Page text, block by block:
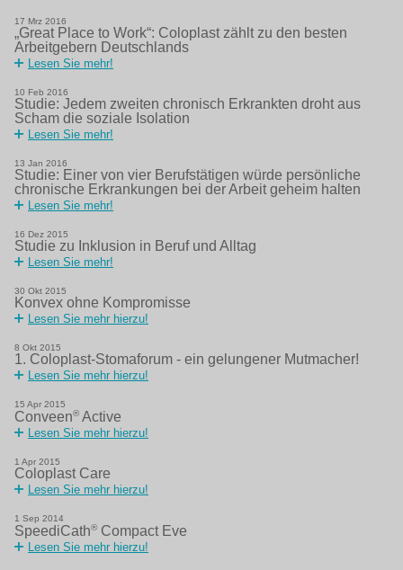
17 Mrz 2016
„Great Place to Work“: Coloplast zählt zu den besten
Arbeitgebern Deutschlands
Lesen Sie mehr!
10 Feb 2016
Studie: Jedem zweiten chronisch Erkrankten droht aus
Scham die soziale Isolation
Lesen Sie mehr!
13 Jan 2016
Studie: Einer von vier Berufstätigen würde persönliche
chronische Erkrankungen bei der Arbeit geheim halten
Lesen Sie mehr!
16 Dez 2015
Studie zu Inklusion in Beruf und Alltag
Lesen Sie mehr!
30 Okt 2015
Konvex ohne Kompromisse
Lesen Sie mehr hierzu!
8 Okt 2015
1. Coloplast-Stomaforum - ein gelungener Mutmacher!
Lesen Sie mehr hierzu!
15 Apr 2015
Conveen® Active
Lesen Sie mehr hierzu!
1 Apr 2015
Coloplast Care
Lesen Sie mehr hierzu!
1 Sep 2014
SpeediCath® Compact Eve
Lesen Sie mehr hierzu!